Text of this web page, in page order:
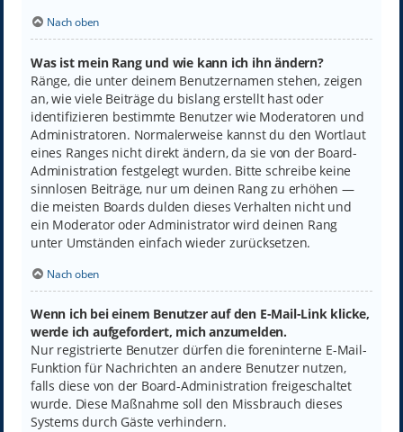
Nach oben
Was ist mein Rang und wie kann ich ihn ändern?
Ränge, die unter deinem Benutzernamen stehen, zeigen
an, wie viele Beiträge du bislang erstellt hast oder
identifizieren bestimmte Benutzer wie Moderatoren und
Administratoren. Normalerweise kannst du den Wortlaut
eines Ranges nicht direkt ändern, da sie von der Board-
Administration festgelegt wurden. Bitte schreibe keine
sinnlosen Beiträge, nur um deinen Rang zu erhöhen —
die meisten Boards dulden dieses Verhalten nicht und
ein Moderator oder Administrator wird deinen Rang
unter Umständen einfach wieder zurücksetzen.
Nach oben
Wenn ich bei einem Benutzer auf den E-Mail-Link klicke,
werde ich aufgefordert, mich anzumelden.
Nur registrierte Benutzer dürfen die foreninterne E-Mail-
Funktion für Nachrichten an andere Benutzer nutzen,
falls diese von der Board-Administration freigeschaltet
wurde. Diese Maßnahme soll den Missbrauch dieses
Systems durch Gäste verhindern.